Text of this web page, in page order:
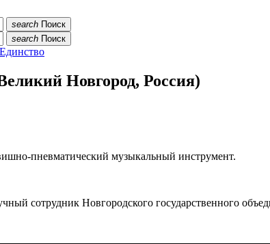
search Поиск
search Поиск
Новгород, Россия)
пневматический музыкальный инструмент.
сотрудник Новгородского государственного